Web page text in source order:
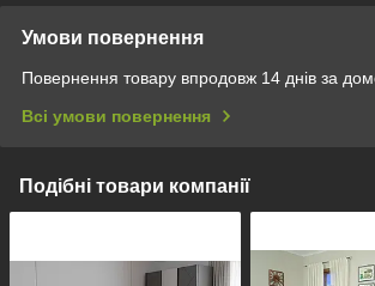
Умови повернення
Повернення товару впродовж 14 днів за
Всі умови повернення
Подібні товари компанії